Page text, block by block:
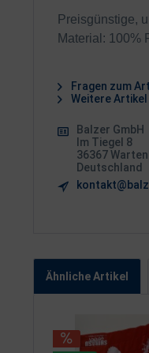
Preisgünstige,
Material: 100%
Fragen zum
Weitere Artikel
Balzer GmbH
Im Tiegel 8
36367
Deutschland
Ähnliche Artikel